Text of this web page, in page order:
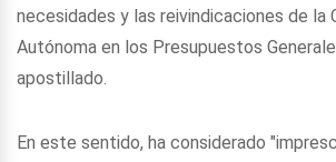
necesidades y las reivindicaciones de la
Autónoma en los Presupuestos
apostillado.
En este sentido, ha considerado